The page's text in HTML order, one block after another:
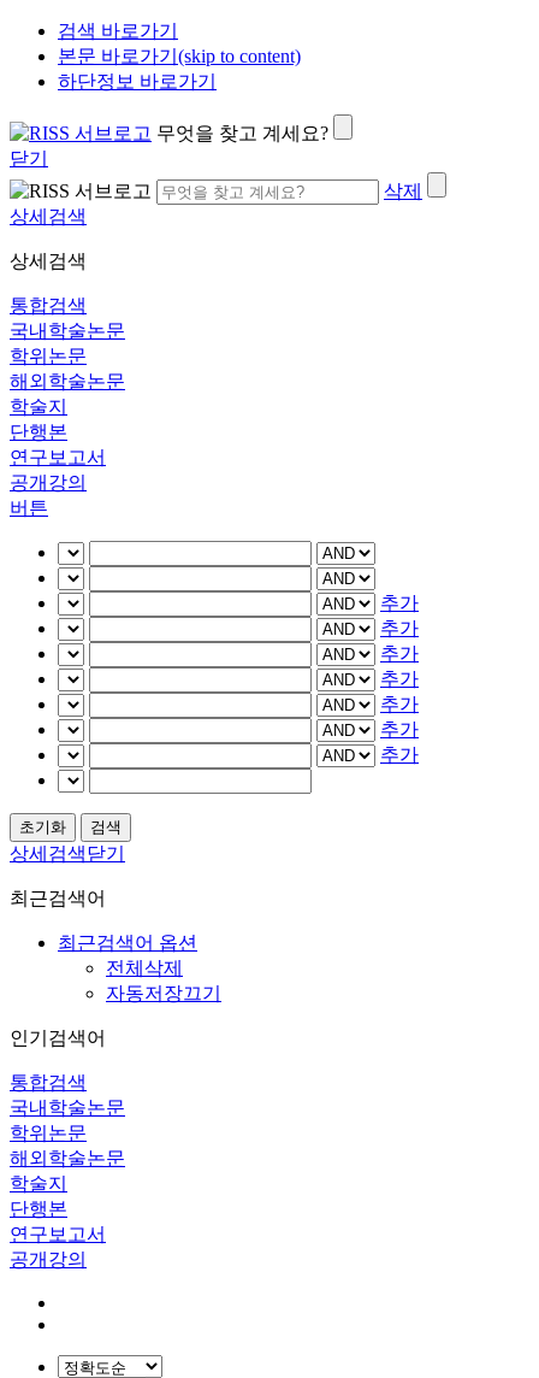
검색 바로가기
본문 바로가기(skip to content)
하단정보 바로가기
무엇을 찾고 계세요?
닫기
삭제
상세검색
상세검색
통합검색
국내학술논문
학위논문
해외학술논문
학술지
단행본
연구보고서
공개강의
버튼
추가
추가
추가
추가
추가
추가
추가
상세검색닫기
최근검색어
최근검색어 옵션
전체삭제
자동저장끄기
인기검색어
통합검색
국내학술논문
학위논문
해외학술논문
학술지
단행본
연구보고서
공개강의